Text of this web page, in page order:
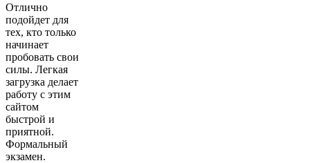
Отлично
подойдет для
тех, кто только
начинает
пробовать свои
силы. Легкая
загрузка делает
работу с этим
сайтом
быстрой и
приятной.
Формальный
экзамен.